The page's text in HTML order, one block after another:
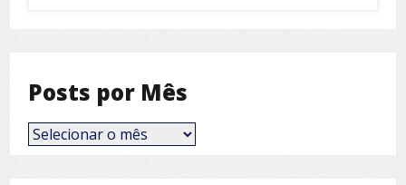
Posts por Mês
Posts
por